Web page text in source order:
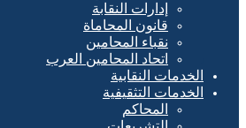
إدارات النقابة
قانون المحاماة
نقباء المحامين
اتحاد المحامين العرب
الخدمات النقابية
الخدمات التثقيفية
المحاكم